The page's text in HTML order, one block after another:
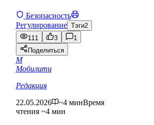
Безопасность
Регулирование Тэги2
111
3
1
Поделиться
М
Мобилити
Редакция
22.05.2026
~4 минВремя
чтения ~4 мин